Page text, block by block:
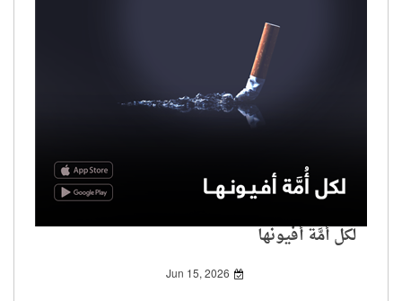
لكل أُمَّة أفيونها
Jun 15, 2026